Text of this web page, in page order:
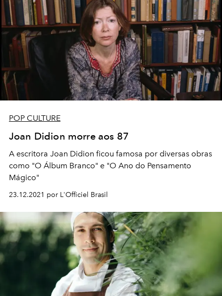
POP CULTURE
Joan Didion morre aos 87
A escritora Joan Didion ficou famosa por diversas obras
como "O Álbum Branco" e "O Ano do Pensamento
Mágico"
23.12.2021 por L'Officiel Brasil